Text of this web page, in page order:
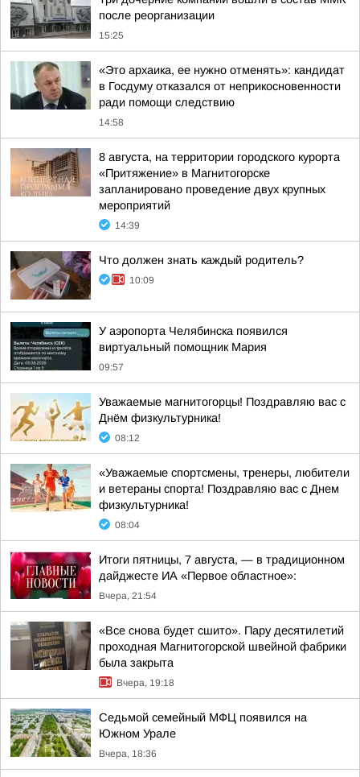
после реорганизации
15:25
«Это архаика, ее нужно отменять»: кандидат
в Госдуму отказался от неприкосновенности
ради помощи следствию
14:58
8 августа, на территории городского курорта
«Притяжение» в Магнитогорске
запланировано проведение двух крупных
мероприятий
14:39
Что должен знать каждый родитель?
10:09
У аэропорта Челябинска появился
виртуальный помощник Мария
09:57
Уважаемые магнитогорцы! Поздравляю вас с
Днём физкультурника!
08:12
«Уважаемые спортсмены, тренеры, любители
и ветераны спорта! Поздравляю вас с Днем
физкультурника!
08:04
Итоги пятницы, 7 августа, — в традиционном
дайджесте ИА «Первое областное»:
Вчера, 21:54
«Все снова будет сшито». Пару десятилетий
проходная Магнитогорской швейной фабрики
была закрыта
Вчера, 19:18
Седьмой семейный МФЦ появился на
Южном Урале
Вчера, 18:36